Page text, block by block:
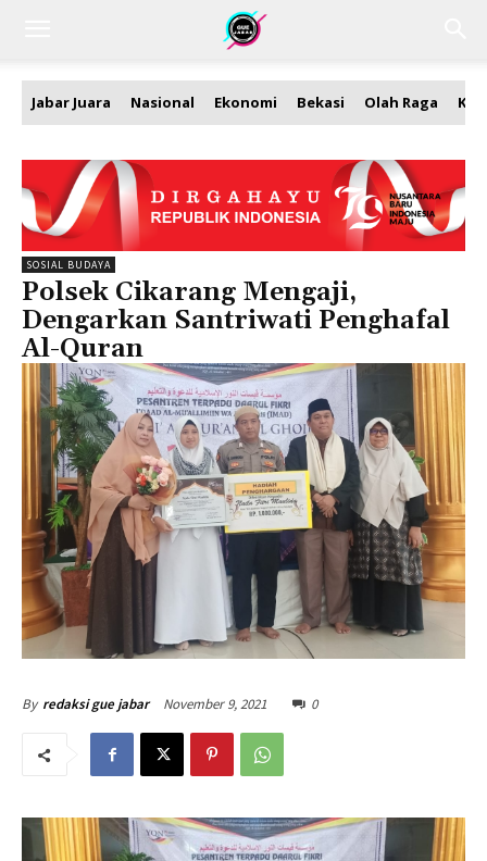
Jabar Juara Nasional Ekonomi Bekasi Olah Raga
SOSIAL BUDAYA
Polsek Cikarang Mengaji,
Dengarkan Santriwati Penghafal
Al-Quran
By redaksi gue jabar November 9, 2021 0